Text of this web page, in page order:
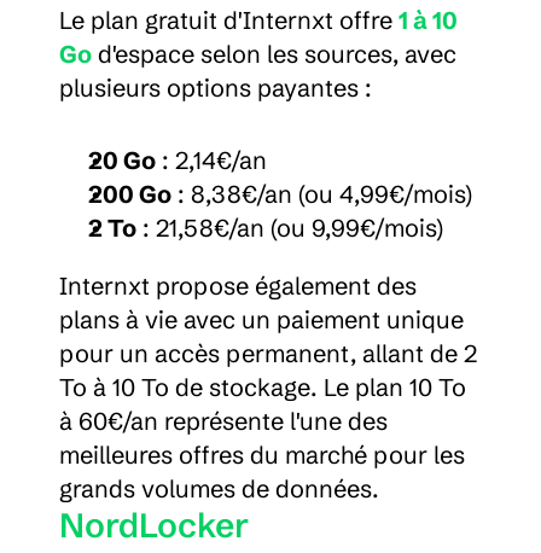
Le plan gratuit d'Internxt offre 1 à 10
Go d'espace selon les sources, avec
plusieurs options payantes :
20 Go : 2,14€/an
200 Go : 8,38€/an (ou 4,99€/mois)
2 To : 21,58€/an (ou 9,99€/mois)
Internxt propose également des
plans à vie avec un paiement unique
pour un accès permanent, allant de 2
To à 10 To de stockage. Le plan 10 To
à 60€/an représente l'une des
meilleures offres du marché pour les
grands volumes de données.
NordLocker